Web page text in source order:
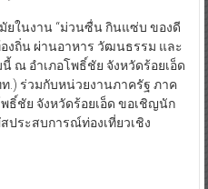
ในงาน “ม่วนซื่น กินแซ่บ ของดี
งถิ่น ผ่านอาหาร วัฒนธรรม และ
ณ อำเภอโพธิ์ชัย จังหวัดร้อยเอ็ด
.) ร่วมกับหน่วยงานภาครัฐ ภาค
ธิ์ชัย จังหวัดร้อยเอ็ด ขอเชิญนัก
ประสบการณ์ท่องเที่ยวเชิง